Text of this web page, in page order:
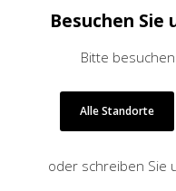
Besuchen Sie
Bitte
Alle Standorte
oder schreiben Sie